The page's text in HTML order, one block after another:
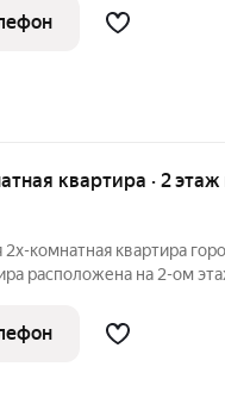
пластиковые окна, на
квартира · 2 этаж
комнатная квартира
Реальному